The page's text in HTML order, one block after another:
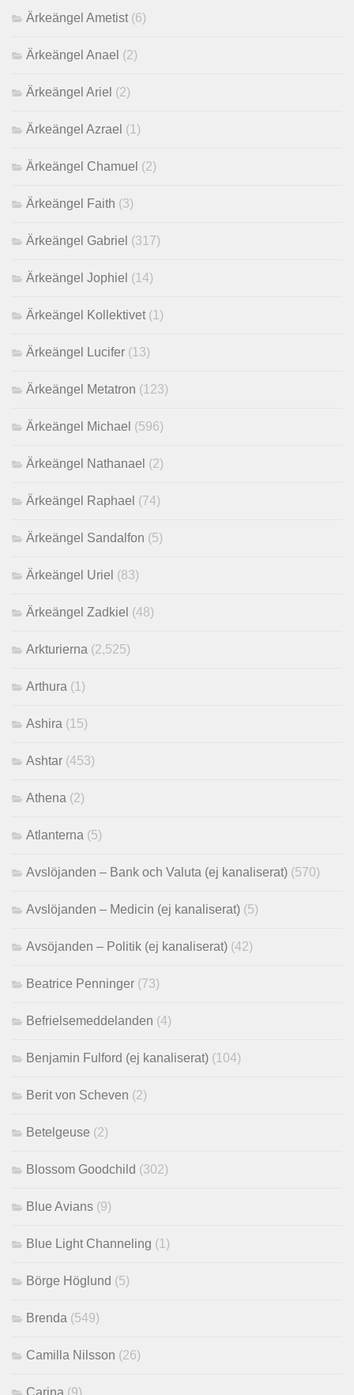
Ärkeängel Ametist (6)
Ärkeängel Anael (2)
Ärkeängel Ariel (2)
Ärkeängel Azrael (1)
Ärkeängel Chamuel (2)
Ärkeängel Faith (3)
Ärkeängel Gabriel (317)
Ärkeängel Jophiel (14)
Ärkeängel Kollektivet (1)
Ärkeängel Lucifer (13)
Ärkeängel Metatron (123)
Ärkeängel Michael (596)
Ärkeängel Nathanael (2)
Ärkeängel Raphael (74)
Ärkeängel Sandalfon (5)
Ärkeängel Uriel (83)
Ärkeängel Zadkiel (48)
Arkturierna (2,525)
Arthura (1)
Ashira (15)
Ashtar (453)
Athena (2)
Atlanterna (5)
Avslöjanden – Bank och Valuta (ej kanaliserat) (570)
Avslöjanden – Medicin (ej kanaliserat) (5)
Avsöjanden – Politik (ej kanaliserat) (42)
Beatrice Penninger (73)
Befrielsemeddelanden (4)
Benjamin Fulford (ej kanaliserat) (104)
Berit von Scheven (2)
Betelgeuse (2)
Blossom Goodchild (302)
Blue Avians (9)
Blue Light Channeling (1)
Börge Höglund (5)
Brenda (549)
Camilla Nilsson (26)